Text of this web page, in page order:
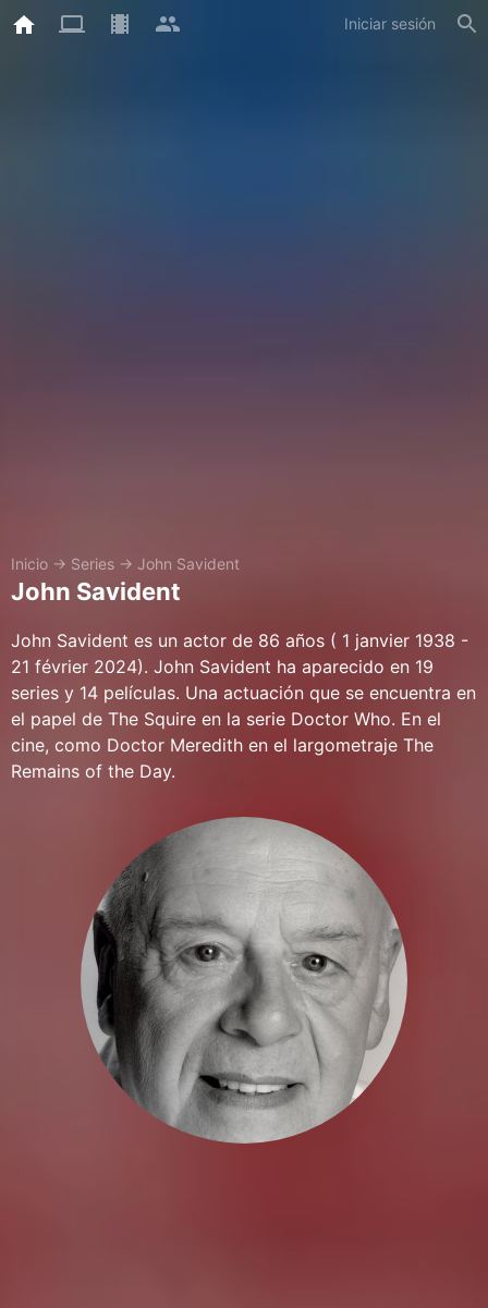
Iniciar sesión
Inicio → Series → John Savident
John Savident
John Savident es un actor de 86 años ( 1 janvier 1938 -
21 février 2024). John Savident ha aparecido en 19
series y 14 películas. Una actuación que se encuentra en
el papel de The Squire en la serie Doctor Who. En el
cine, como Doctor Meredith en el largometraje The
Remains of the Day.